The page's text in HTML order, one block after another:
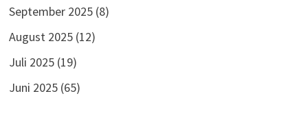
September 2025 (8)
August 2025 (12)
Juli 2025 (19)
Juni 2025 (65)